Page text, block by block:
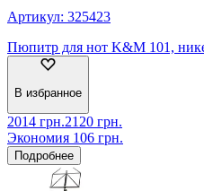
Артикул: 325423
Пюпитр для нот K&M 101,
В избранное
2014 грн.2120 грн.
Экономия 106 грн.
Подробнее